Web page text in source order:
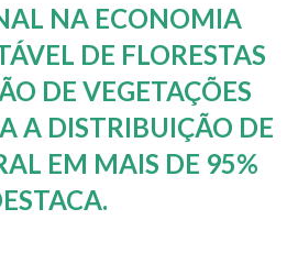
NA ECONOMIA
DE FLORESTAS
DE VEGETAÇÕES
A DISTRIBUIÇÃO DE
EM MAIS DE 95%